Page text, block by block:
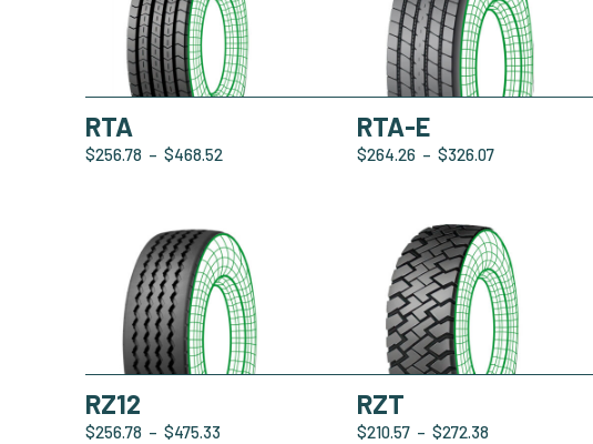
RTA
$256.78 – $468.52
RTA-E
$264.26 – $326.07
RZ12
$256.78 – $475.33
RZT
$210.57 – $272.38